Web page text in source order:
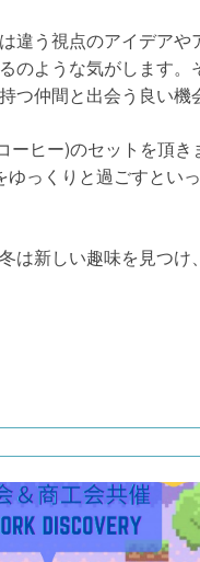
う視点のアイデア
のような気がします
仲間と出会う良い機
ヒー)のセットを頂
っくりと過ごすとい
は新しい趣味を見つ